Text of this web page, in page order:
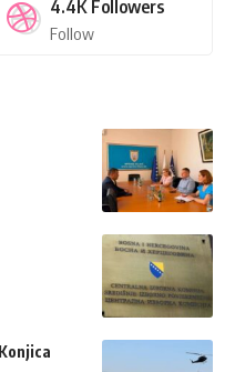
4.4K Followers
Follow